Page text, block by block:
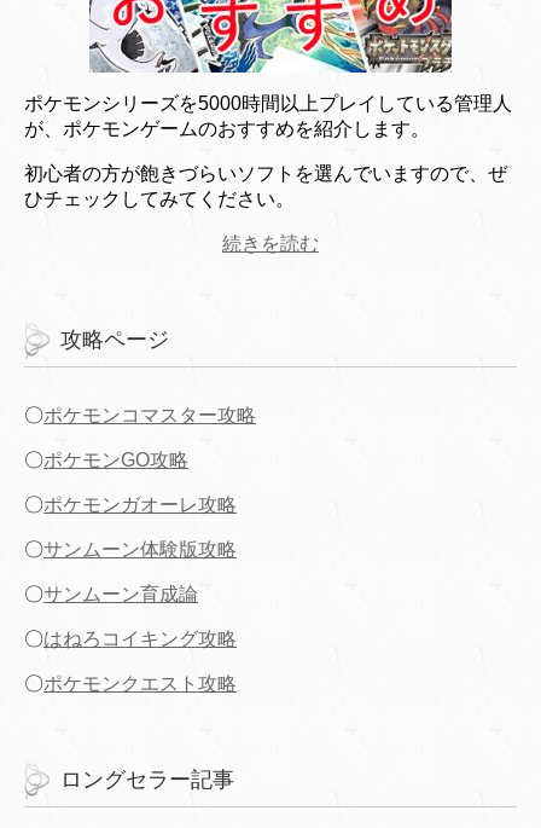
ポケモンシリーズを5000時間以上プレイしている管理人
が、ポケモンゲームのおすすめを紹介します。
初心者の方が飽きづらいソフトを選んでいますので、ぜ
ひチェックしてみてください。
続きを読む
攻略ページ
〇ポケモンコマスター攻略
〇ポケモンGO攻略
〇ポケモンガオーレ攻略
〇サンムーン体験版攻略
〇サンムーン育成論
〇はねろコイキング攻略
〇ポケモンクエスト攻略
ロングセラー記事